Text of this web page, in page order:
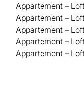
Appartement –
Appartement –
Appartement –
Appartement –
Appartement –